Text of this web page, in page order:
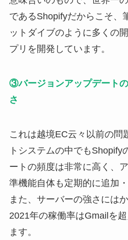
であるShopifyだからこそ、
ットダイブのように多くの
プリを開発しています。
③バージョンアップデート
さ
これは越境EC云々以前の問
トシステムの中でもShopify
ートの頻度は非常に高く、
準機能自体も定期的に追加
また、サーバーの強さには
2021年の稼働率はGmailを
ます。